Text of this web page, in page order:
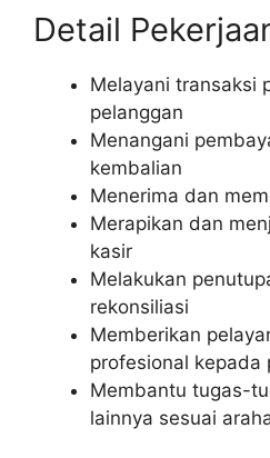
Detail
Melayani transaksi
pelanggan
Menangani
kembalian
Menerima dan
Merapikan dan
kasir
Melakukan
rekonsiliasi
Memberikan
profesional kepada
Membantu tugas-
lainnya sesuai